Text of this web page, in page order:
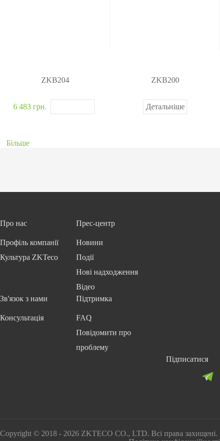
ZKB204
6 483 грн.
ZKB200
Детальніше
Більше
Про нас
Профіль компанії
Культура ZKTeco
Прес-центр
Новини
Події
Нові надходження
Відео
Зв'язок з нами
Консультація
Підтримка
FAQ
Повідомити про
проблему
Підписатися
Copyright © 2018 - 2026 ZKTECO CO., LTD. Всі права захищені.